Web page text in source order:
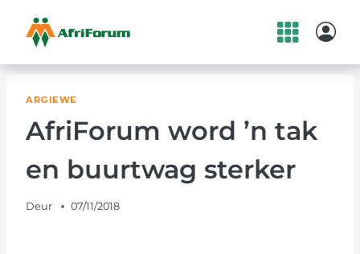
contentARGIEWE
AfriForum word ’n tak
en buurtwag sterker
Deur 07/11/2018